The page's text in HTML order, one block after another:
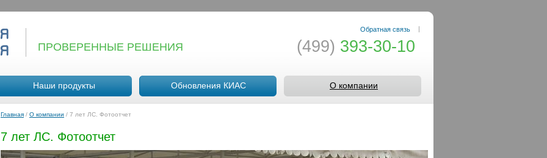
ПРОВЕРЕННЫЕ РЕШЕНИЯ
Обратная связь |
(499) 393-30-10
Наши продукты Обновления КИАС О компании
Главная / О компании / 7 лет ЛС. Фотоотчет
7 лет ЛС. Фотоотчет